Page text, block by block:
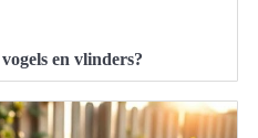
en vlinders?